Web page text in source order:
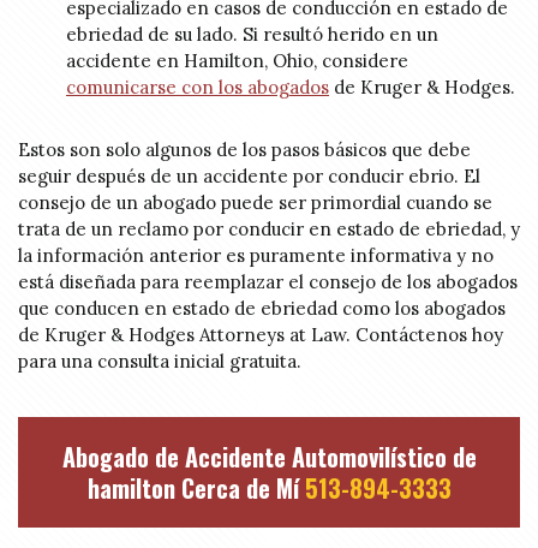
especializado en casos de conducción en estado de
ebriedad de su lado. Si resultó herido en un
accidente en Hamilton, Ohio, considere
comunicarse con los abogados de Kruger & Hodges.
Estos son solo algunos de los pasos básicos que debe
seguir después de un accidente por conducir ebrio. El
consejo de un abogado puede ser primordial cuando se
trata de un reclamo por conducir en estado de ebriedad, y
la información anterior es puramente informativa y no
está diseñada para reemplazar el consejo de los abogados
que conducen en estado de ebriedad como los abogados
de Kruger & Hodges Attorneys at Law. Contáctenos hoy
para una consulta inicial gratuita.
Abogado de Accidente Automovilístico de
hamilton Cerca de Mí513-894-3333